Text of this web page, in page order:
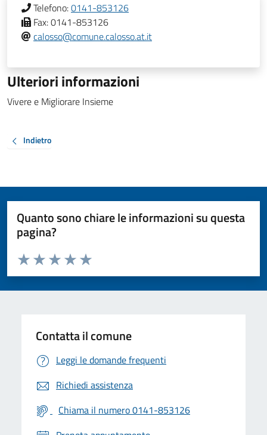
Telefono:0141-853126
Fax:0141-853126
calosso@comune.calosso.at.it
Ulteriori informazioni
Vivere e Migliorare Insieme
Indietro
Quanto sono chiare le informazioni su questa
pagina?
Valuta da 1 a 5 stelle la pagina
Valuta 5 stelle su 5
Valuta 4 stelle su 5
Valuta 3 stelle su 5
Valuta 2 stelle su 5
Valuta 1 stelle su 5
Contatta il comune
Leggi le domande frequenti
Richiedi assistenza
Chiama il numero 0141-853126